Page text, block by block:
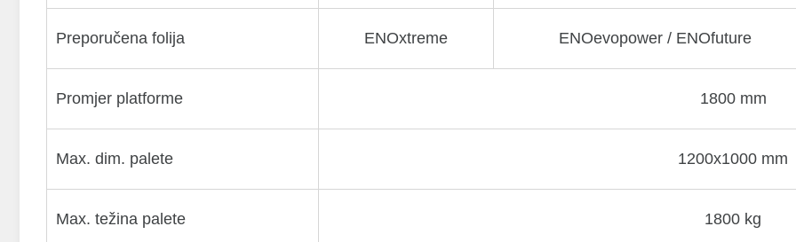
Preporučena folija ENOxtreme ENOevopower / ENOfuture
Promjer platforme 1800 mm
Max. dim. palete 1200х1000 mm
Max. težina palete 1800 kg